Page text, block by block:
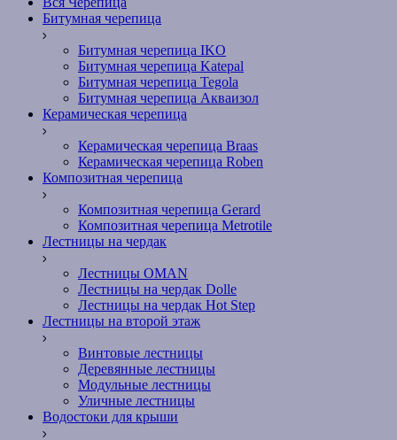
Битумная черепица
Битумная черепица IKO
Битумная черепица Katepal
Битумная черепица Tegola
Битумная черепица Акваизол
Керамическая черепица
Керамическая черепица Braas
Керамическая черепица Roben
Композитная черепица
Композитная черепица Gerard
Композитная черепица Metrotile
Лестницы на чердак
Лестницы OMAN
Лестницы на чердак Dolle
Лестницы на чердак Hot Step
Лестницы на второй этаж
Винтовые лестницы
Деревянные лестницы
Модульные лестницы
Уличные лестницы
Водостоки для крыши